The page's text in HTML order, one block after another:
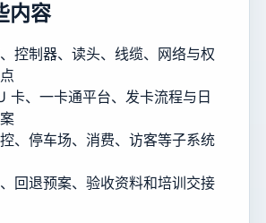
内容
控制器、读头、线缆、网络与权
卡、一卡通平台、发卡流程与日
、停车场、消费、访客等子系统
回退预案、验收资料和培训交接